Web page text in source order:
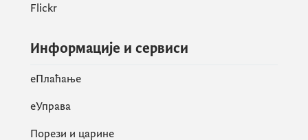
Flickr
Информације и сервиси
eПлаћање
еУправа
Порези и царине